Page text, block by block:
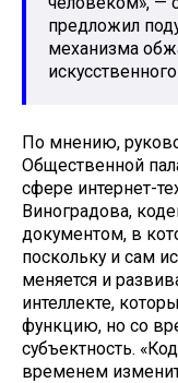
предложил
механизма
По мнению,
Общественной
сфере интернет-
Виноградова,
документом, в
поскольку и сам
меняется и
интеллекте,
функцию, но со
субъектность.
временем